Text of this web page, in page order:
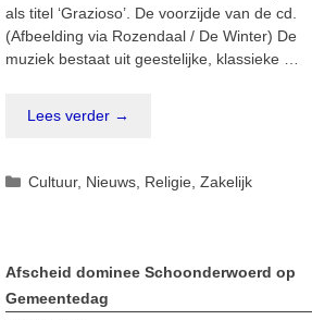
als titel ‘Grazioso’. De voorzijde van de cd.
(Afbeelding via Rozendaal / De Winter) De
muziek bestaat uit geestelijke, klassieke …
Lees verder →
Categorieën
Cultuur, Nieuws Religie ,Zakelijk
Afscheid dominee Schoonderwoerd op
Gemeentedag